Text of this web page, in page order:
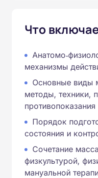
Что
механизмы
Основные виды
методы, техники,
противопоказания
Порядок
состояния и
Сочетание
физкультурой,
мануальной